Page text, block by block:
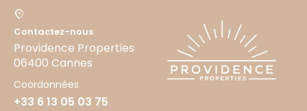
Contactez-nous
Providence Properties
06400 Cannes
Coordonnées
+33 6 13 05 03 75